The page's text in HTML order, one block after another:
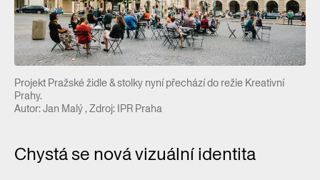
Projekt Pražské židle & stolky nyní přechází do režie Kreativní
Prahy.
Autor: Jan Malý , Zdroj: IPR Praha
Chystá se nová vizuální identita